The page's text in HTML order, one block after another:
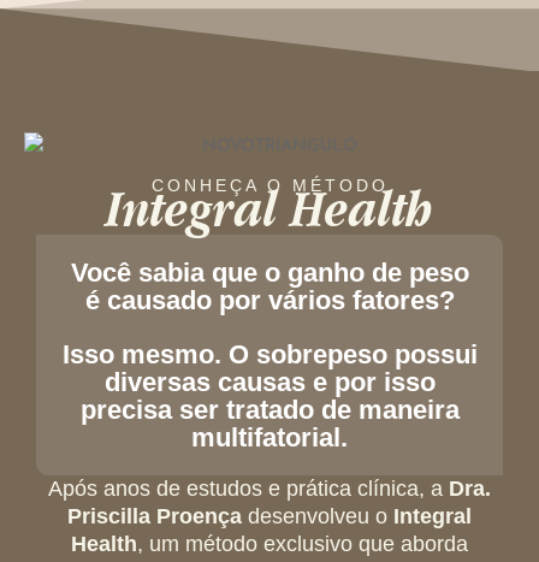
CONHEÇA O MÉTODO
Integral Health
Você sabia que o ganho de peso
é causado por vários fatores?
Isso mesmo. O sobrepeso possui
diversas causas e por isso
precisa ser tratado de maneira
multifatorial.
Após anos de estudos e prática clínica, a Dra.
Priscilla Proença desenvolveu o Integral
Health, um método exclusivo que aborda